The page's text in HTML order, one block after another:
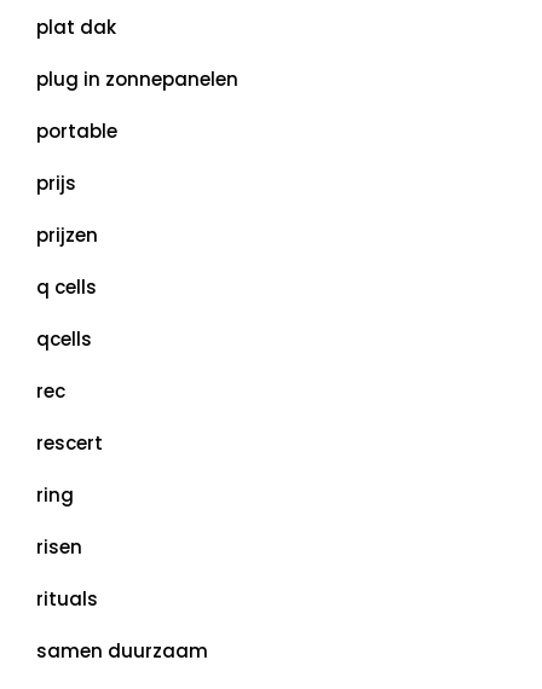
plat dak
plug in zonnepanelen
portable
prijs
prijzen
q cells
qcells
rec
rescert
ring
risen
rituals
samen duurzaam